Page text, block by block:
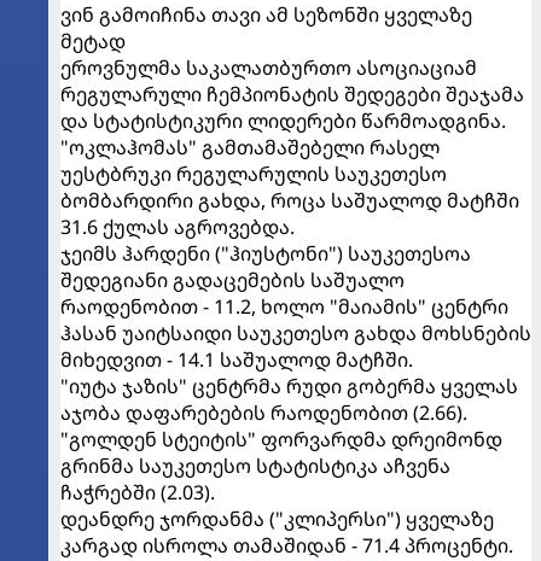
ვინ გამოიჩინა თავი ამ სეზონში ყველაზე
მეტად
ეროვნულმა საკალათბურთო ასოციაციამ
რეგულარული ჩემპიონატის შედეგები შეაჯამა
და სტატისტიკური ლიდერები წარმოადგინა.
"ოკლაჰომას" გამთამაშებელი რასელ
უესტბრუკი რეგულარულის საუკეთესო
ბომბარდირი გახდა, როცა საშუალოდ მატჩში
31.6 ქულას აგროვებდა.
ჯეიმს ჰარდენი ("ჰიუსტონი") საუკეთესოა
შედეგიანი გადაცემების საშუალო
რაოდენობით - 11.2, ხოლო "მაიამის" ცენტრი
ჰასან უაიტსაიდი საუკეთესო გახდა მოხსნების
მიხედვით - 14.1 საშუალოდ მატჩში.
"იუტა ჯაზის" ცენტრმა რუდი გობერმა ყველას
აჯობა დაფარებების რაოდენობით (2.66).
"გოლდენ სტეიტის" ფორვარდმა დრეიმონდ
გრინმა საუკეთესო სტატისტიკა აჩვენა
ჩაჭრებში (2.03).
დეანდრე ჯორდანმა ("კლიპერსი") ყველაზე
კარგად ისროლა თამაშიდან - 71.4 პროცენტი.